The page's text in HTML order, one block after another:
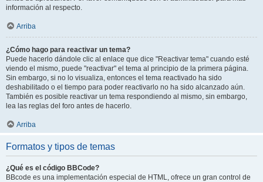
información al respecto.
Arriba
¿Cómo hago para reactivar un tema?
Puede hacerlo dándole clic al enlace que dice "Reactivar tema" cuando esté
viendo el mismo, puede "reactivar" el tema al principio de la primera página.
Sin embargo, si no lo visualiza, entonces el tema reactivado ha sido
deshabilitado o el tiempo para poder reactivarlo no ha sido alcanzado aún.
También es posible reactivar un tema respondiendo al mismo, sin embargo,
lea las reglas del foro antes de hacerlo.
Arriba
Formatos y tipos de temas
¿Qué es el código BBCode?
BBcode es una implementación especial de HTML, ofrece un gran control de